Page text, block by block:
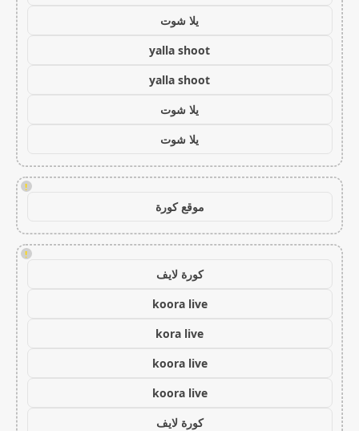
يلا شوت
yalla shoot
yalla shoot
يلا شوت
يلا شوت
!
موقع كورة
!
كورة لايف
koora live
kora live
koora live
koora live
كورة لايف